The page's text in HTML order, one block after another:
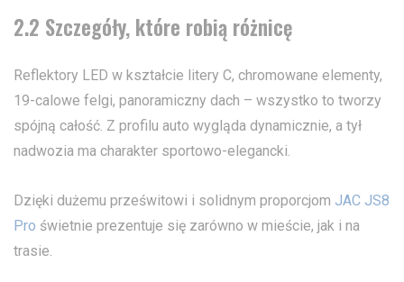
2.2 Szczegóły, które robią różnicę
Reflektory LED w kształcie litery C, chromowane elementy,
19-calowe felgi, panoramiczny dach – wszystko to tworzy
spójną całość. Z profilu auto wygląda dynamicznie, a tył
nadwozia ma charakter sportowo-elegancki.
Dzięki dużemu prześwitowi i solidnym proporcjom JAC JS8
Pro świetnie prezentuje się zarówno w mieście, jak i na
trasie.